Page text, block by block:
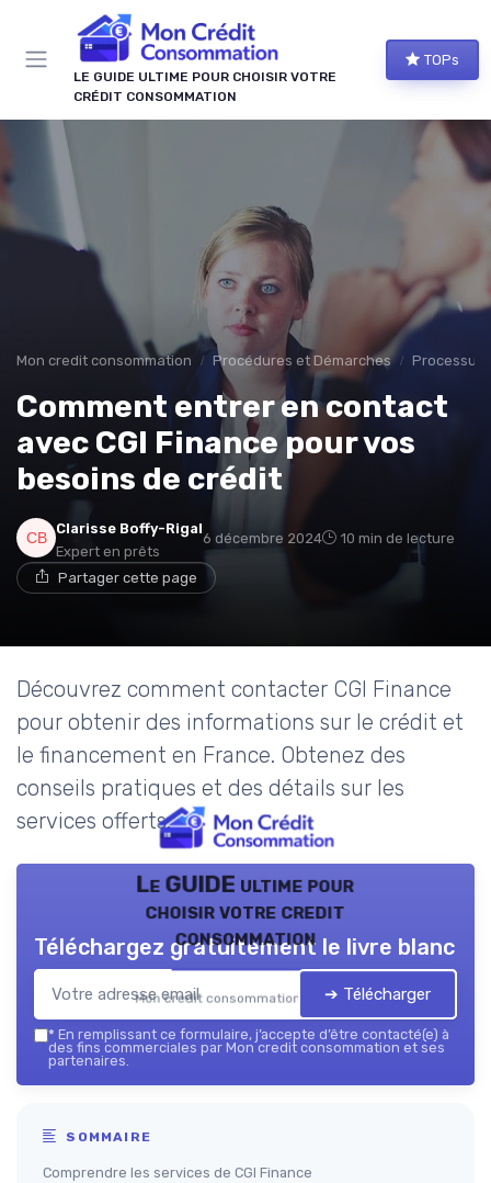
LE GUIDE ULTIME POUR CHOISIR VOTRE
CRÉDIT CONSOMMATION
TOPs
Mon credit consommation Procédures et Démarches Processus
Comment entrer en contact
avec CGI Finance pour vos
besoins de crédit
Clarisse Boffy-Rigal
Expert en prêts
6 décembre 2024 10 min de lecture
Partager cette page
Découvrez comment contacter CGI Finance
pour obtenir des informations sur le crédit et
le financement en France. Obtenez des
conseils pratiques et des détails sur les
services offerts.
Le GUIDE ultime pour
choisir votre credit
consommation
Mon credit consommation — 2026
Téléchargez gratuitement le livre blanc
➔ Télécharger
* En remplissant ce formulaire, j’accepte d’être contacté(e) à
des fins commerciales par Mon credit consommation et ses
partenaires.
SOMMAIRE
Comprendre les services de CGI Finance
Panneau de gestion des cookies